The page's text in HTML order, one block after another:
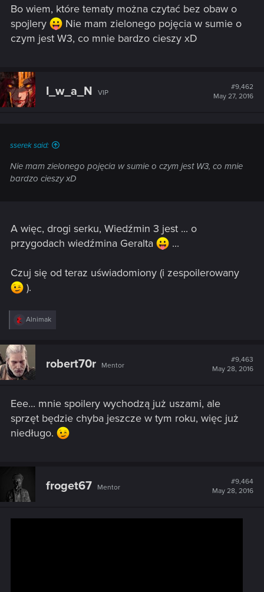
Bo wiem, które tematy można czytać bez obaw o
spojlery
Nie mam zielonego pojęcia w sumie o
czym jest W3, co mnie bardzo cieszy xD
I_w_a_N VIP
#9,462
May 27, 2016
sserek said:
Nie mam zielonego pojęcia w sumie o czym jest W3, co mnie
bardzo cieszy xD
A więc, drogi serku, Wiedźmin 3 jest ... o
przygodach wiedźmina Geralta
...
Czuj się od teraz uświadomiony (i zespoilerowany
).
R
c
t
i
o
:
Alnimak
robert70r Mentor
#9,463
May 28, 2016
Eee... mnie spoilery wychodzą już uszami, ale
sprzęt będzie chyba jeszcze w tym roku, więc już
niedługo.
froget67 Mentor
#9,464
May 28, 2016